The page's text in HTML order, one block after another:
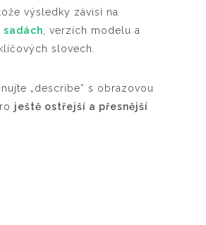
výsledky závisí na
sadách , verzích modelu a
slovech.
„describe“ s obrazovou
ještě ostřejší a přesnější